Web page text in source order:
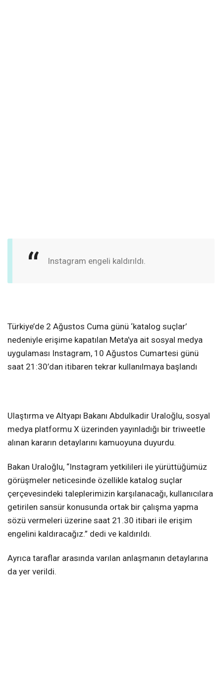
Instagram engeli kaldırıldı.
Türkiye’de 2 Ağustos Cuma günü ‘katalog suçlar’
nedeniyle erişime kapatılan Meta’ya ait sosyal medya
uygulaması Instagram, 10 Ağustos Cumartesi günü
saat 21:30’dan itibaren tekrar kullanılmaya başlandı
Ulaştırma ve Altyapı Bakanı Abdulkadir Uraloğlu, sosyal
medya platformu X üzerinden yayınladığı bir triweetle
alınan kararın detaylarını kamuoyuna duyurdu.
Bakan Uraloğlu, “Instagram yetkilileri ile yürüttüğümüz
görüşmeler neticesinde özellikle katalog suçlar
çerçevesindeki taleplerimizin karşılanacağı, kullanıcılara
getirilen sansür konusunda ortak bir çalışma yapma
sözü vermeleri üzerine saat 21.30 itibari ile erişim
engelini kaldıracağız.” dedi ve kaldırıldı.
Ayrıca taraflar arasında varılan anlaşmanın detaylarına
da yer verildi.